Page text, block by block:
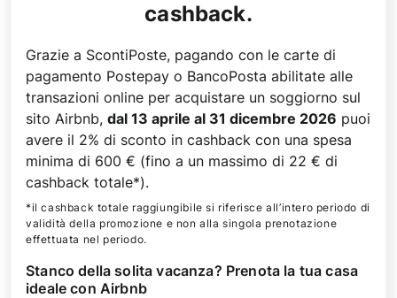
cashback.
Grazie a ScontiPoste, pagando con le carte di
pagamento Postepay o BancoPosta abilitate alle
transazioni online per acquistare un soggiorno sul
sito Airbnb, dal 13 aprile al 31 dicembre 2026 puoi
avere il 2% di sconto in cashback con una spesa
minima di 600 € (fino a un massimo di 22 € di
cashback totale*).
*il cashback totale raggiungibile si riferisce all’intero periodo di
validità della promozione e non alla singola prenotazione
effettuata nel periodo.
Stanco della solita vacanza? Prenota la tua casa
ideale con Airbnb